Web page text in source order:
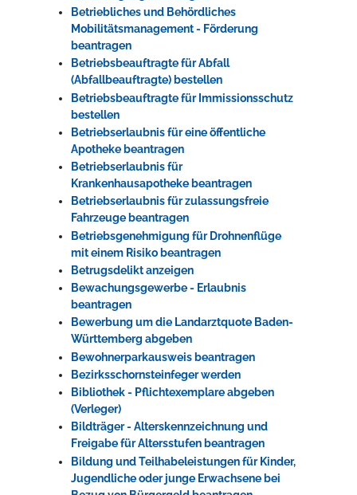
Betriebliches und Behördliches
Mobilitätsmanagement - Förderung
beantragen
Betriebsbeauftragte für Abfall
(Abfallbeauftragte) bestellen
Betriebsbeauftragte für Immissionsschutz
bestellen
Betriebserlaubnis für eine öffentliche
Apotheke beantragen
Betriebserlaubnis für
Krankenhausapotheke beantragen
Betriebserlaubnis für zulassungsfreie
Fahrzeuge beantragen
Betriebsgenehmigung für Drohnenflüge
mit einem Risiko beantragen
Betrugsdelikt anzeigen
Bewachungsgewerbe - Erlaubnis
beantragen
Bewerbung um die Landarztquote Baden-
Württemberg abgeben
Bewohnerparkausweis beantragen
Bezirksschornsteinfeger werden
Bibliothek - Pflichtexemplare abgeben
(Verleger)
Bildträger - Alterskennzeichnung und
Freigabe für Altersstufen beantragen
Bildung und Teilhabeleistungen für Kinder,
Jugendliche oder junge Erwachsene bei